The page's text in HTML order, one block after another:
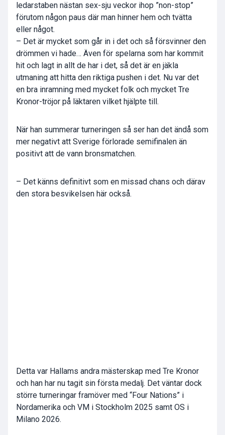
ledarstaben nästan sex-sju veckor ihop ”non-stop”
förutom någon paus där man hinner hem och tvätta
eller något.
– Det är mycket som går in i det och så försvinner den
drömmen vi hade… Även för spelarna som har kommit
hit och lagt in allt de har i det, så det är en jäkla
utmaning att hitta den riktiga pushen i det. Nu var det
en bra inramning med mycket folk och mycket Tre
Kronor-tröjor på läktaren vilket hjälpte till.
När han summerar turneringen så ser han det ändå som
mer negativt att Sverige förlorade semifinalen än
positivt att de vann bronsmatchen.
– Det känns definitivt som en missad chans och därav
den stora besvikelsen här också.
Detta var Hallams andra mästerskap med Tre Kronor
och han har nu tagit sin första medalj. Det väntar dock
större turneringar framöver med “Four Nations” i
Nordamerika och VM i Stockholm 2025 samt OS i
Milano 2026.